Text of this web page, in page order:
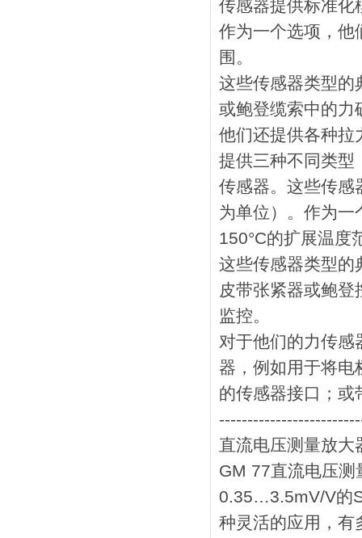
传感器提供标准化
作为一个选项，他
围。
这些传感器类型的
或鲍登缆索中的力
他们还提供各种拉
提供三种不同类型
传感器。这些传感
为单位）。作为一
150°C的扩展温度
这些传感器类型的
皮带张紧器或鲍
监控。
对于他们的力传感
器，例如用于将电
的传感器接口；或
直流电压测量放大
GM 77直流电压
0.35…3.5mV/V的
种灵活的应用，有